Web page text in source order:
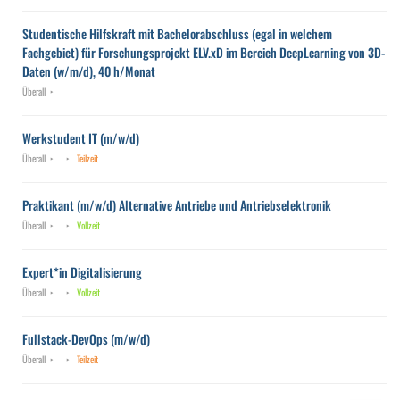
Studentische Hilfskraft mit Bachelorabschluss (egal in welchem
Fachgebiet) für Forschungsprojekt ELV.xD im Bereich DeepLearning von 3D-
Daten (w/m/d), 40 h/Monat
Überall
Werkstudent IT (m/w/d)
Überall Teilzeit
Praktikant (m/w/d) Alternative Antriebe und Antriebselektronik
Überall Vollzeit
Expert*in Digitalisierung
Überall Vollzeit
Fullstack-DevOps (m/w/d)
Überall Teilzeit